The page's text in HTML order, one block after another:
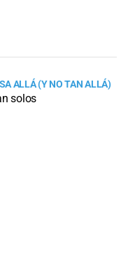
ALLÁ (Y NO TAN ALLÁ)
solos